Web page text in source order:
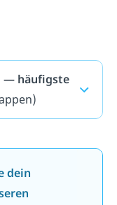
— häufigste
dein